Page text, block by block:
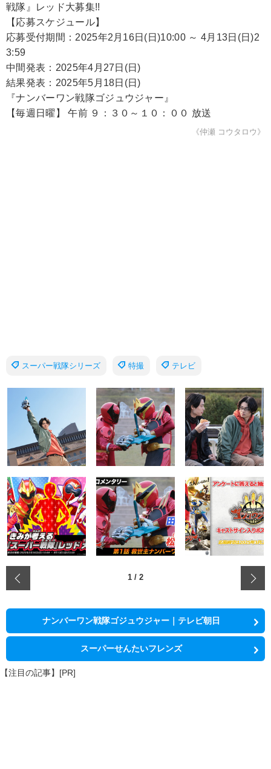
戦隊』レッド大募集!!
【応募スケジュール】
応募受付期間：2025年2月16日(日)10:00 ～ 4月13日(日)2
3:59
中間発表：2025年4月27日(日)
結果発表：2025年5月18日(日)
『ナンバーワン戦隊ゴジュウジャー』
【毎週日曜】 午前 ９：３０～１０：００ 放送
《仲瀬 コウタロウ》
スーパー戦隊シリーズ 特撮 テレビ
1 / 2
ナンバーワン戦隊ゴジュウジャー｜テレビ朝日
スーパーせんたいフレンズ
【注目の記事】[PR]